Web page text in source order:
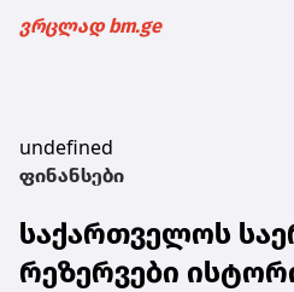
ვრცლად bm.ge
undefined
ფინანსები
საქართველოს
რეზერვები